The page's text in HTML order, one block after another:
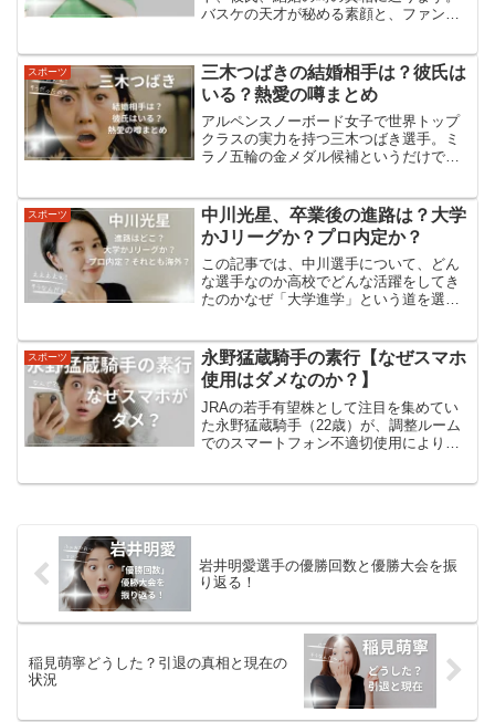
バスケの天才が秘める素顔と、ファンの
にカミングアウトをしていません。これ
は単なる噂に過ぎません。...
スポーツ
三木つばきの結婚相手は？彼氏は
いる？熱愛の噂まとめ
アルペンスノーボード女子で世界トップ
クラスの実力を持つ三木つばき選手。ミ
ラノ五輪の金メダル候補というだけでな
っかりしている」と、ルックスや雰囲気
でも注目されています。そ...
スポーツ
中川光星、卒業後の進路は？大学
かJリーグか？プロ内定か？
この記事では、中川選手について、どん
な選手なのか高校でどんな活躍をしてき
たのかなぜ「大学進学」という道を選ん
選手？まずはプロフィールから、ざっく
り押さえておきましょう...
スポーツ
永野猛蔵騎手の素行【なぜスマホ
使用はダメなのか？】
JRAの若手有望株として注目を集めてい
た永野猛蔵騎手（22歳）が、調整ルーム
でのスマートフォン不適切使用により騎
岩井明愛選手の優勝回数と優勝大会を振
り返る！
稲見萌寧どうした？引退の真相と現在の
状況